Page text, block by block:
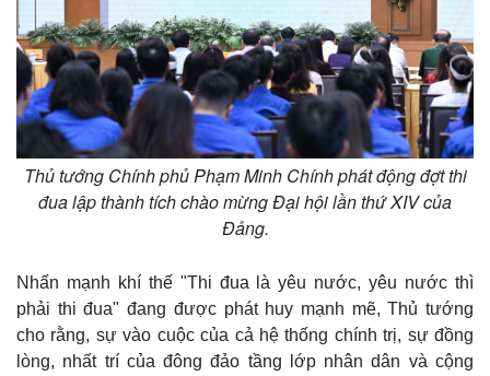
Thủ tướng Chính phủ Phạm Minh Chính phát động đợt thi
đua lập thành tích chào mừng Đại hội lần thứ XIV của
Đảng.
Nhấn mạnh khí thế "Thi đua là yêu nước, yêu nước thì
phải thi đua" đang được phát huy mạnh mẽ, Thủ tướng
cho rằng, sự vào cuộc của cả hệ thống chính trị, sự đồng
lòng, nhất trí của đông đảo tầng lớp nhân dân và cộng